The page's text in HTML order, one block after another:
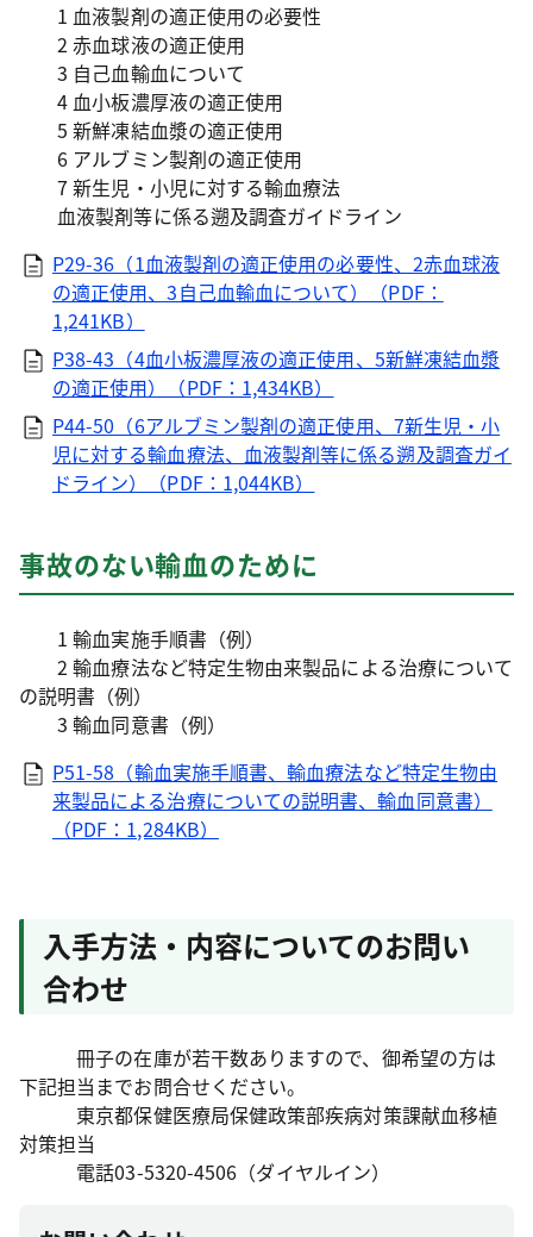
1 血液製剤の適正使用の必要性
2 赤血球液の適正使用
3 自己血輸血について
4 血小板濃厚液の適正使用
5 新鮮凍結血漿の適正使用
6 アルブミン製剤の適正使用
7 新生児・小児に対する輸血療法
血液製剤等に係る遡及調査ガイドライン
P29-36（1血液製剤の適正使用の必要性、2赤血球液
の適正使用、3自己血輸血について）（PDF：
1,241KB）
P38-43（4血小板濃厚液の適正使用、5新鮮凍結血漿
の適正使用）（PDF：1,434KB）
P44-50（6アルブミン製剤の適正使用、7新生児・小
児に対する輸血療法、血液製剤等に係る遡及調査ガイ
ドライン）（PDF：1,044KB）
事故のない輸血のために
1 輸血実施手順書（例）
2 輸血療法など特定生物由来製品による治療について
の説明書（例）
3 輸血同意書（例）
P51-58（輸血実施手順書、輸血療法など特定生物由
来製品による治療についての説明書、輸血同意書）
（PDF：1,284KB）
入手方法・内容についてのお問い
合わせ
冊子の在庫が若干数ありますので、御希望の方は
下記担当までお問合せください。
東京都保健医療局保健政策部疾病対策課献血移植
対策担当
電話03-5320-4506（ダイヤルイン）